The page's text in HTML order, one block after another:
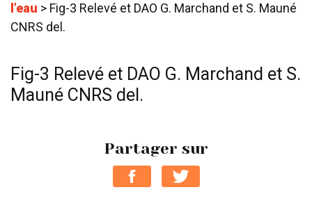
l’eau > Fig-3 Relevé et DAO G. Marchand et S. Mauné
CNRS del.
Fig-3 Relevé et DAO G. Marchand et S.
Mauné CNRS del.
Partager sur